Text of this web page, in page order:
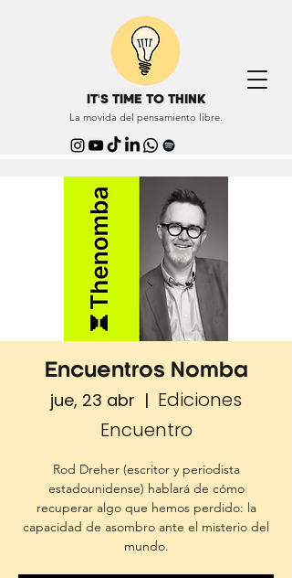
IT'S TIME TO THINK
La movida del pensamiento libre.
Encuentros Nomba
jue, 23 abr
  |
Ediciones
Encuentro
Rod Dreher (escritor y periodista
estadounidense) hablará de cómo
recuperar algo que hemos perdido: la
capacidad de asombro ante el misterio del
mundo.